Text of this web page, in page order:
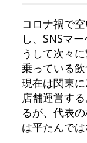
コロナ禍で
し、SNSマ
うして次々
乗っている飲
現在は関東
店舗運営す
るが、代表
は平たんでは